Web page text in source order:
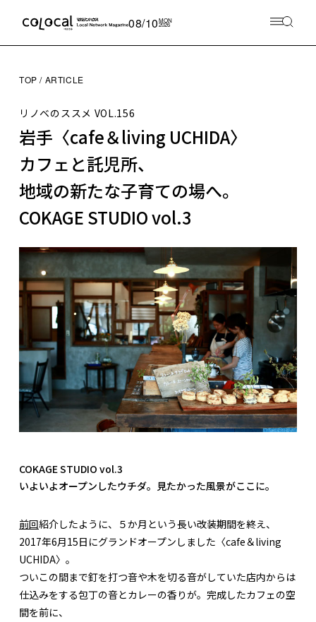
08/10MON
2026
TOP ARTICLE
リノベのススメ VOL.156
岩手〈cafe＆living UCHIDA〉
カフェと託児所、
地域の新たな子育ての場へ。
COKAGE STUDIO vol.3
COKAGE STUDIO vol.3
いよいよオープンしたウチダ。見たかった風景がここに。
前回紹介したように、５か月という長い改装期間を終え、
2017年6月15日にグランドオープンしました〈cafe＆living
UCHIDA〉。
ついこの間まで釘を打つ音や木を切る音がしていた店内からは
仕込みをする包丁の音とカレーの香りが。完成したカフェの空
間を前に、